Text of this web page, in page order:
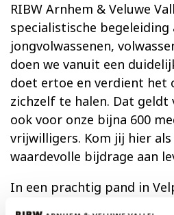
RIBW Arnhem & Veluwe
specialistische begeleiding
jongvolwassenen,
doen we vanuit een
doet ertoe en verdient het
zichzelf te halen. Dat
ook voor onze bijna 600
vrijwilligers. Kom jij hier als
waardevolle bijdrage aan
In een prachtig pand in